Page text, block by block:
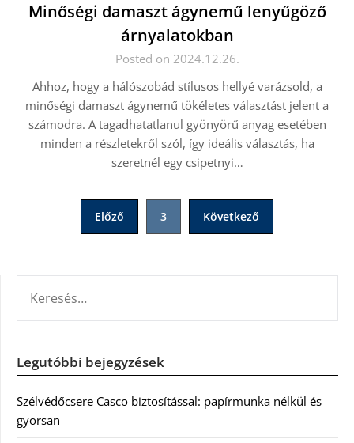
Minőségi damaszt ágynemű lenyűgöző
árnyalatokban
Posted on 2024.12.26.
Ahhoz, hogy a hálószobád stílusos hellyé varázsold, a
minőségi damaszt ágynemű tökéletes választást jelent a
számodra. A tagadhatatlanul gyönyörű anyag esetében
minden a részletekről szól, így ideális választás, ha
szeretnél egy csipetnyi…
BejegyzésekElőző 3 Következő
Legutóbbi bejegyzések
Szélvédőcsere Casco biztosítással: papírmunka nélkül és
gyorsan